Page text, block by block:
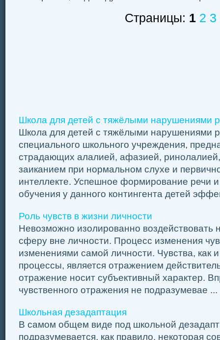
Страницы: 1 2 3
Школа для детей с тяжёлыми нарушениями
Школа для детей с тяжёлыми нарушениями
специального школьного учреждения,
страдающих алалией, афазией,
заиканием при нормальном слухе и
интеллекте. Успешное формирование речи
обучения у данного контингента детей
Роль чувств в жизни личности
Невозможно изолированно воздействовать
сферу вне личности. Процесс изменения
изменениями самой личности. Чувства, как
процессы, является отражением
отражение носит субъективный характер.
чувственного отражения не подразумевае ...
Школьная дезадаптация
В самом общем виде под школьной
подразумевается, как правило, некоторая